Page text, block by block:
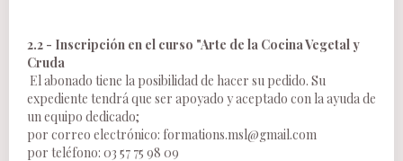
2.2 - Inscripción en el curso "Arte de la Cocina Vegetal y
Cruda
El abonado tiene la posibilidad de hacer su pedido. Su
expediente tendrá que ser apoyado y aceptado con la ayuda de
un equipo dedicado;
por correo electrónico: formations.msl@gmail.com
por teléfono: 03 57 75 98 09